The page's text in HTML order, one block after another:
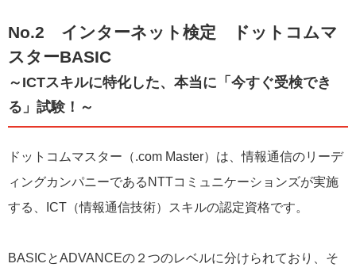
No.2 インターネット検定 ドットコムマ
スターBASIC
～ICTスキルに特化した、本当に「今すぐ受検でき
る」試験！～
ドットコムマスター（.com Master）は、情報通信のリーデ
ィングカンパニーであるNTTコミュニケーションズが実施
する、ICT（情報通信技術）スキルの認定資格です。
BASICとADVANCEの２つのレベルに分けられており、そ